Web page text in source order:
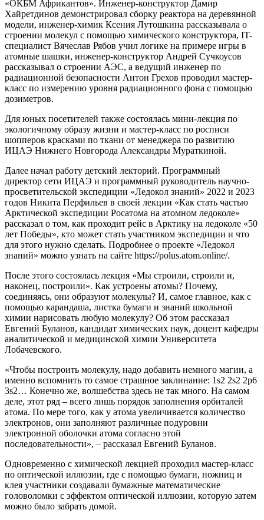
«ОКБМ Африкантов». Инженер-конструктор Дамир
Хайретдинов демонстрировал сборку реактора на деревянной
модели, инженер-химик Ксения Лутошкина рассказывала о
строении молекул с помощью химического конструктора, IT-
специалист Вячеслав Рябов учил логике на примере игры в
атомные шашки, инженер-конструктор Андрей Сучкоусов
рассказывал о строении АЭС, а ведущий инженер по
радиационной безопасности Антон Грехов проводил мастер-
класс по измерению уровня радиационного фона с помощью
дозиметров.
Для юных посетителей также состоялась мини-лекция по
экологичному образу жизни и мастер-класс по росписи
шопперов красками по ткани от менеджера по развитию
ИЦАЭ Нижнего Новгорода Александры Мураткиной.
Далее начал работу детский лекторий. Программный
директор сети ИЦАЭ и программный руководитель научно-
просветительской экспедиции «Ледокол знаний» 2022 и 2023
годов Никита Перфильев в своей лекции «Как стать частью
Арктической экспедиции Росатома на атомном ледоколе»
рассказал о том, как проходит рейс в Арктику на ледоколе «50
лет Победы», кто может стать участником экспедиции и что
для этого нужно сделать. Подробнее о проекте «Ледокол
знаний» можно узнать на сайте https://polus.atom.online/.
После этого состоялась лекция «Мы строили, строили и,
наконец, построили». Как устроены атомы? Почему,
соединяясь, они образуют молекулы? И, самое главное, как с
помощью карандаша, листка бумаги и знаний школьной
химии нарисовать любую молекулу? Об этом рассказал
Евгений Буланов, кандидат химических наук, доцент кафедры
аналитической и медицинской химии Университета
Лобачевского.
«Чтобы построить молекулу, надо добавить немного магии, а
именно вспомнить то самое страшное заклинание: 1s2 2s2 2p6
3s2… Конечно же, волшебства здесь не так много. На самом
деле, этот ряд – всего лишь порядок заполнения орбиталей
атома. По мере того, как у атома увеличивается количество
электронов, они заполняют различные подуровни
электронной оболочки атома согласно этой
последовательности», – рассказал Евгений Буланов.
Одновременно с химической лекцией проходил мастер-класс
по оптической иллюзии, где с помощью бумаги, ножниц и
клея участники создавали бумажные математические
головоломки с эффектом оптической иллюзии, которую затем
можно было забрать домой.